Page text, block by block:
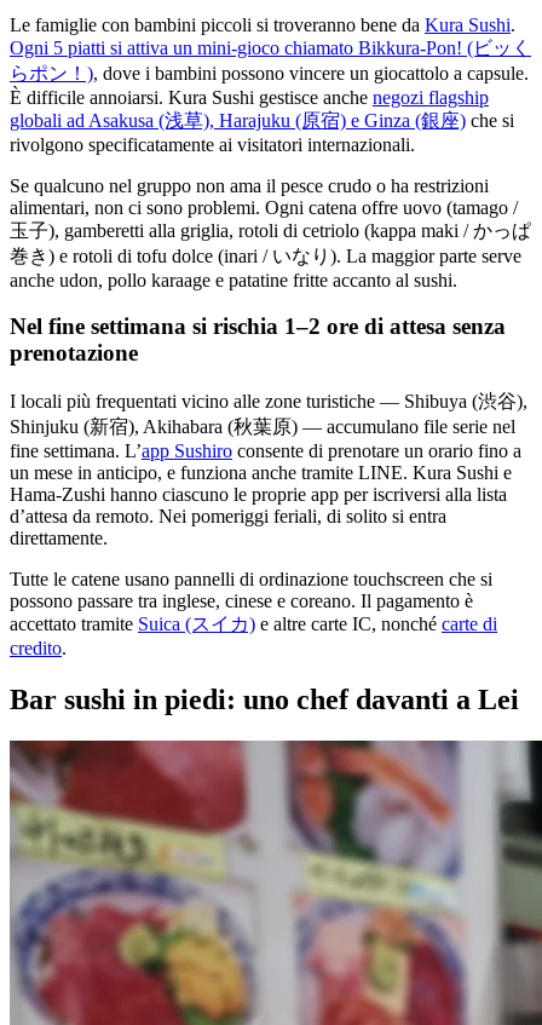
Le famiglie con bambini piccoli si troveranno bene da Kura Sushi.
Ogni 5 piatti si attiva un mini-gioco chiamato Bikkura-Pon! (ビッく
らポン！), dove i bambini possono vincere un giocattolo a capsule.
È difficile annoiarsi. Kura Sushi gestisce anche negozi flagship
globali ad Asakusa (浅草), Harajuku (原宿) e Ginza (銀座) che si
rivolgono specificatamente ai visitatori internazionali.
Se qualcuno nel gruppo non ama il pesce crudo o ha restrizioni
alimentari, non ci sono problemi. Ogni catena offre uovo (tamago /
玉子), gamberetti alla griglia, rotoli di cetriolo (kappa maki / かっぱ
巻き) e rotoli di tofu dolce (inari / いなり). La maggior parte serve
anche udon, pollo karaage e patatine fritte accanto al sushi.
Nel fine settimana si rischia 1–2 ore di attesa senza
prenotazione
I locali più frequentati vicino alle zone turistiche — Shibuya (渋谷),
Shinjuku (新宿), Akihabara (秋葉原) — accumulano file serie nel
fine settimana. L’app Sushiro consente di prenotare un orario fino a
un mese in anticipo, e funziona anche tramite LINE. Kura Sushi e
Hama-Zushi hanno ciascuno le proprie app per iscriversi alla lista
d’attesa da remoto. Nei pomeriggi feriali, di solito si entra
direttamente.
Tutte le catene usano pannelli di ordinazione touchscreen che si
possono passare tra inglese, cinese e coreano. Il pagamento è
accettato tramite Suica (スイカ) e altre carte IC, nonché carte di
credito.
Bar sushi in piedi: uno chef davanti a Lei